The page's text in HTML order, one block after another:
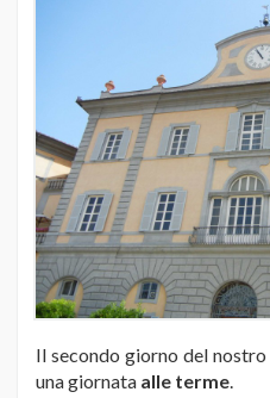
Il secondo giorno del nostro
una giornata alle terme.